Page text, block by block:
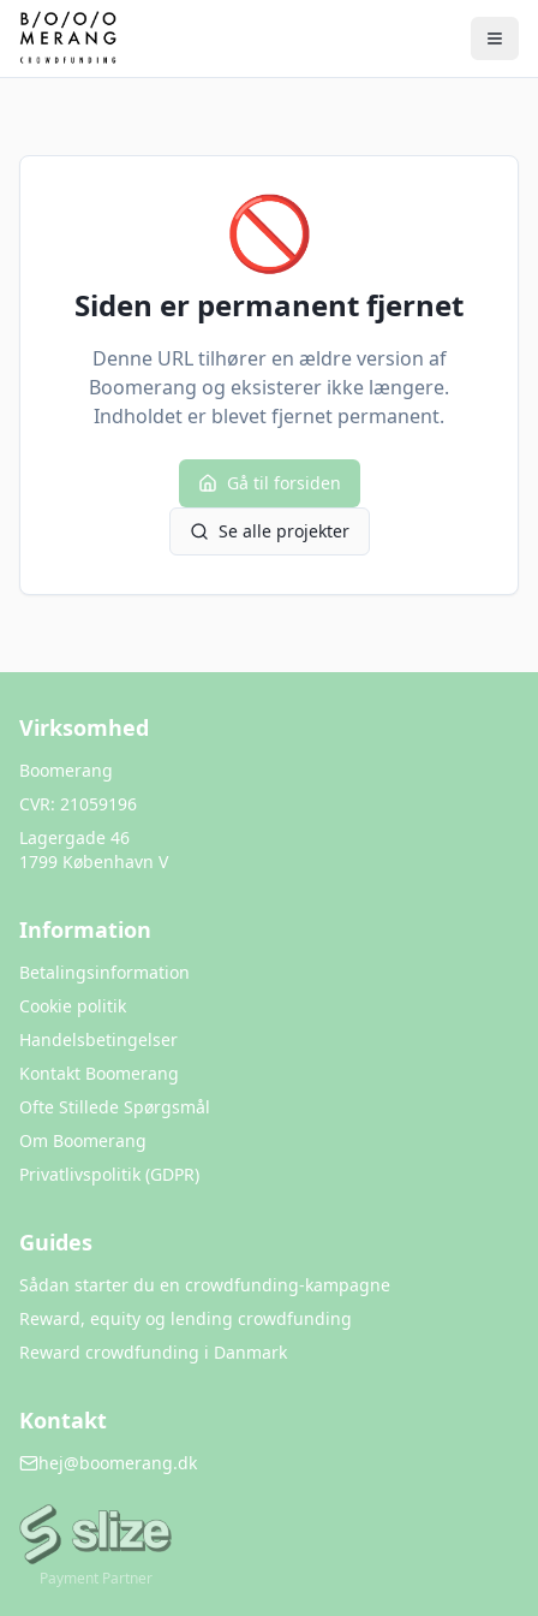
🚫
Siden er permanent fjernet
Denne URL tilhører en ældre version af
Boomerang og eksisterer ikke længere.
Indholdet er blevet fjernet permanent.
Gå til forsiden
Se alle projekter
Virksomhed
Boomerang
CVR: 21059196
Lagergade 46
1799 København V
Information
Betalingsinformation
Cookie politik
Handelsbetingelser
Kontakt Boomerang
Ofte Stillede Spørgsmål
Om Boomerang
Privatlivspolitik (GDPR)
Guides
Sådan starter du en crowdfunding-kampagne
Reward, equity og lending crowdfunding
Reward crowdfunding i Danmark
Kontakt
hej@boomerang.dk
Payment Partner